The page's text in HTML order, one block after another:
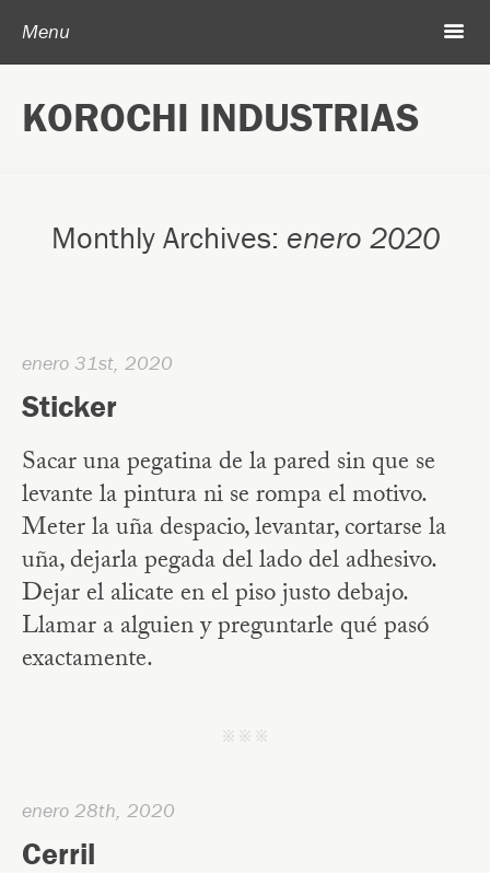
KOROCHI INDUSTRIAS
Menu m
Archivo
Monthly Archives: enero 2020
enero 31st, 2020
Sticker
Sacar una pegatina de la pared sin que se
levante la pintura ni se rompa el motivo.
Meter la uña despacio, levantar, cortarse la
uña, dejarla pegada del lado del adhesivo.
Dejar el alicate en el piso justo debajo.
Llamar a alguien y preguntarle qué pasó
exactamente.
j j j
enero 28th, 2020
Cerril